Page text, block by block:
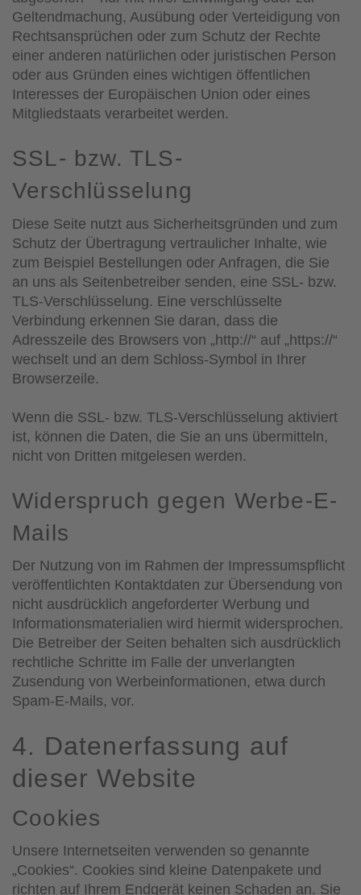
Geltendmachung, Ausübung oder Verteidigung von
Rechtsansprüchen oder zum Schutz der Rechte
einer anderen natürlichen oder juristischen Person
oder aus Gründen eines wichtigen öffentlichen
Interesses der Europäischen Union oder eines
Mitgliedstaats verarbeitet werden.
SSL- bzw. TLS-
Verschlüsselung
Diese Seite nutzt aus Sicherheitsgründen und zum
Schutz der Übertragung vertraulicher Inhalte, wie
zum Beispiel Bestellungen oder Anfragen, die Sie
an uns als Seitenbetreiber senden, eine SSL- bzw.
TLS-Verschlüsselung. Eine verschlüsselte
Verbindung erkennen Sie daran, dass die
Adresszeile des Browsers von „http://“ auf „https://“
wechselt und an dem Schloss-Symbol in Ihrer
Browserzeile.
Wenn die SSL- bzw. TLS-Verschlüsselung aktiviert
ist, können die Daten, die Sie an uns übermitteln,
nicht von Dritten mitgelesen werden.
Widerspruch gegen Werbe-E-
Mails
Der Nutzung von im Rahmen der Impressumspflicht
veröffentlichten Kontaktdaten zur Übersendung von
nicht ausdrücklich angeforderter Werbung und
Informationsmaterialien wird hiermit widersprochen.
Die Betreiber der Seiten behalten sich ausdrücklich
rechtliche Schritte im Falle der unverlangten
Zusendung von Werbeinformationen, etwa durch
Spam-E-Mails, vor.
4. Datenerfassung auf
dieser Website
Cookies
Unsere Internetseiten verwenden so genannte
„Cookies“. Cookies sind kleine Datenpakete und
richten auf Ihrem Endgerät keinen Schaden an. Sie